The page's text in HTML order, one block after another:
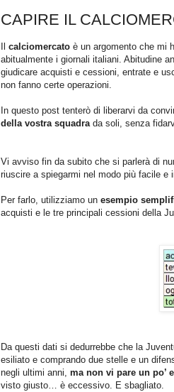
CAPIRE IL
calciomercato è un argomento che mi
abitualmente i giornali italiani. Abitudine
giudicare acquisti e cessioni, entrate e
non fanno certe operazioni.
In questo post tenterò di liberarvi da
della vostra squadra da soli, senza
Vi avviso fin da subito che si parlerà di
riuscire a spiegarmi nel modo più facile e
Per farlo, utilizziamo un esempio
acquisti e le tre principali cessioni della
Da questi dati si dedurrebbe che la
esiliato e comprando due stelle e un
negli ultimi anni, ma non vi pare un po’
visto giusto… è eccessivo. E sbagliato.